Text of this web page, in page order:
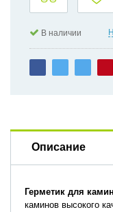
В наличии
Описание
Герметик для
каминов высокого